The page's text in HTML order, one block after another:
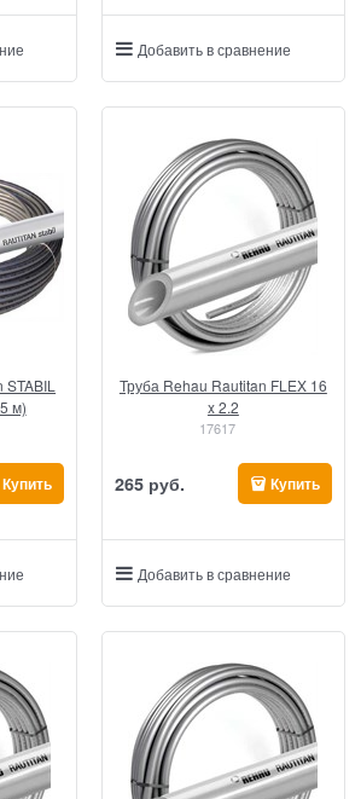
Добавить в сравнение
м)
Купить
Труба Rehau Rautitan FLEX 16
x 2.2
17617
265 руб. Купить
Добавить в сравнение